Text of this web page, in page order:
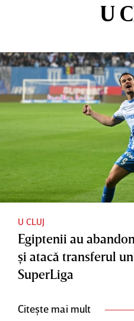
U
U CLUJ
Egiptenii au
şi atacă transferul
SuperLiga
Citește mai mult